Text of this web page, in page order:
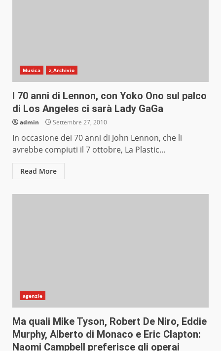
Musica z_Archivio
I 70 anni di Lennon, con Yoko Ono sul palco
di Los Angeles ci sarà Lady GaGa
admin Settembre 27, 2010
In occasione dei 70 anni di John Lennon, che li
avrebbe compiuti il 7 ottobre, La Plastic...
Read More
agenzie
Ma quali Mike Tyson, Robert De Niro, Eddie
Murphy, Alberto di Monaco e Eric Clapton:
Naomi Campbell preferisce gli operai